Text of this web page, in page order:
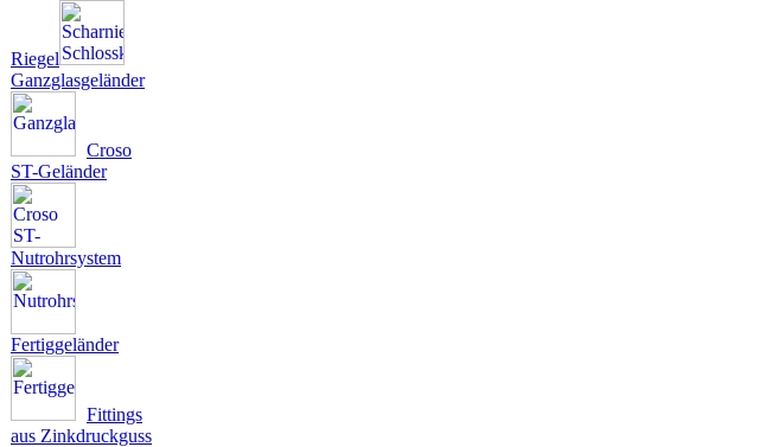
Riegel
Ganzglasgeländer
Croso
ST-Geländer
Nutrohrsystem
Fertiggeländer
Fittings
aus Zinkdruckguss